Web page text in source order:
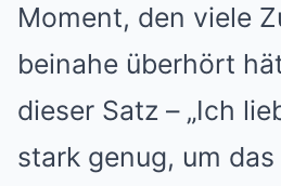
Moment, den viele
beinahe überhört
dieser Satz – „Ich
stark genug, um